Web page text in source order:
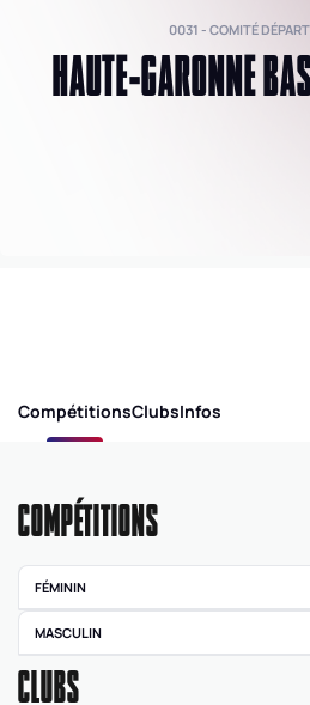
0031 - COMITÉ
HAUTE-GARONNE
CompétitionsClubsInfos
COMPÉTITIONS
FÉMININ
féminine
MASCULIN
CLUBS